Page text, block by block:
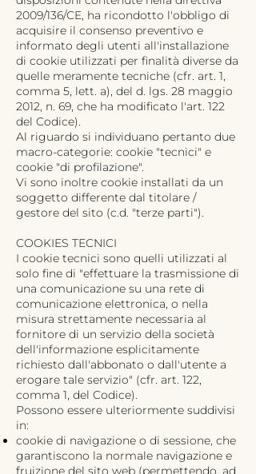
2009/136/CE, ha ricondotto l'obbligo di
acquisire il consenso preventivo e
informato degli utenti all'installazione
di cookie utilizzati per finalità diverse da
quelle meramente tecniche (cfr. art. 1,
comma 5, lett. a), del d. lgs. 28 maggio
2012, n. 69, che ha modificato l'art. 122
del Codice).
Al riguardo si individuano pertanto due
macro-categorie: cookie "tecnici" e
cookie "di profilazione".
Vi sono inoltre cookie installati da un
soggetto differente dal titolare /
gestore del sito (c.d. "terze parti").
COOKIES TECNICI
I cookie tecnici sono quelli utilizzati al
solo fine di "effettuare la trasmissione di
una comunicazione su una rete di
comunicazione elettronica, o nella
misura strettamente necessaria al
fornitore di un servizio della società
dell'informazione esplicitamente
richiesto dall'abbonato o dall'utente a
erogare tale servizio" (cfr. art. 122,
comma 1, del Codice).
Possono essere ulteriormente suddivisi
in:
cookie di navigazione o di sessione, che
garantiscono la normale navigazione e
fruizione del sito web (permettendo, ad